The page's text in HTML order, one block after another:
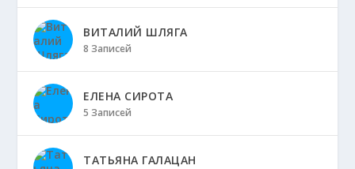
ВИТАЛИЙ ШЛЯГА
8 Записей
ЕЛЕНА СИРОТА
5 Записей
ТАТЬЯНА ГАЛАЦАН